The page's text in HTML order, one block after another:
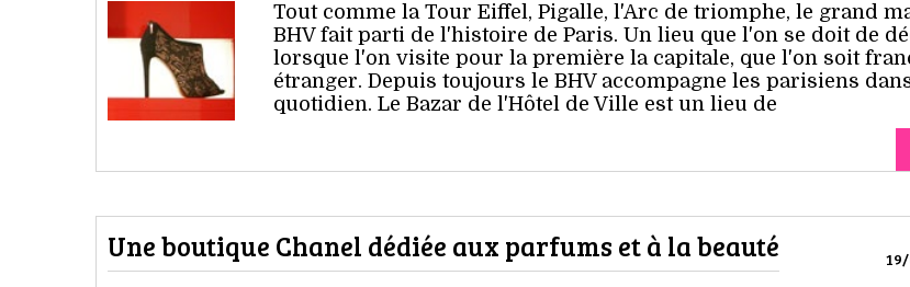
Tout comme la Tour Eiffel, Pigalle, l'Arc de triomphe, le grand
BHV fait parti de l'histoire de Paris. Un lieu que l'on se doit de
lorsque l'on visite pour la première la capitale, que l'on soit
étranger. Depuis toujours le BHV accompagne les parisiens
quotidien. Le Bazar de l'Hôtel de Ville est un lieu de
Une boutique Chanel dédiée aux parfums et à la beauté